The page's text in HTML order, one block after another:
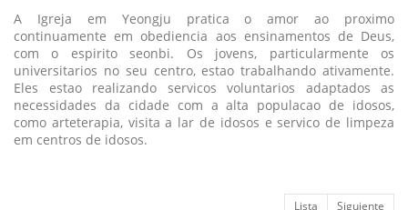
A Igreja em Yeongju pratica o amor ao proximo
continuamente em obediencia aos ensinamentos de Deus,
com o espirito seonbi. Os jovens, particularmente os
universitarios no seu centro, estao trabalhando ativamente.
Eles estao realizando servicos voluntarios adaptados as
necessidades da cidade com a alta populacao de idosos,
como arteterapia, visita a lar de idosos e servico de limpeza
em centros de idosos.
Lista Siguiente